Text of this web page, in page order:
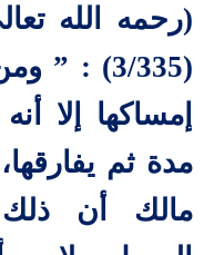
(رحمه الله
(3/335) : ”
إمساكها إلا
مدة ثم
مالك أن